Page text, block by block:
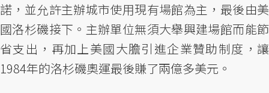
諾，並允許主辦城市使用現有場館為主，最後由美
國洛杉磯接下。主辦單位無須大舉興建場館而能節
省支出，再加上美國大膽引進企業贊助制度，讓
1984年的洛杉磯奧運最後賺了兩億多美元。